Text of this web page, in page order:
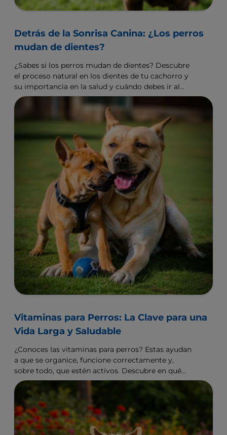
Detrás de la Sonrisa Canina: ¿Los perros
mudan de dientes?
¿Sabes si los perros mudan de dientes? Descubre
el proceso natural en los dientes de tu cachorro y
su importancia en la salud y cuándo debes ir al
veterinario
Vitaminas para Perros: La Clave para una
Vida Larga y Saludable
¿Conoces las vitaminas para perros? Estas ayudan
a que se organice, funcione correctamente y,
sobre todo, que estén activos. Descubre en qué
alimentos están